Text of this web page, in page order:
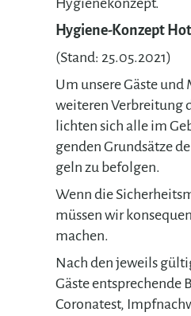
Hygienekonzept.
Hygiene-Konzept
(Stand: 25.05.2021)
Um unsere Gäste
wei­te­ren Ver­brei­tung
lichten sich alle im
gen­den Grund­sätze
geln zu befolgen.
Wenn die
müssen wir
machen.
Nach den jeweils
Gäste entsprechende
Corona­test,